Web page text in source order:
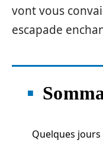
vont vous
escapade
Quelques